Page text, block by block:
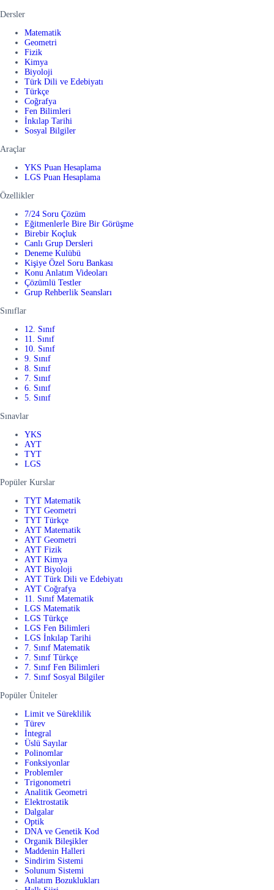
Dersler
Matematik
Geometri
Fizik
Kimya
Biyoloji
Türk Dili ve Edebiyatı
Türkçe
Coğrafya
Fen Bilimleri
İnkılap Tarihi
Sosyal Bilgiler
Araçlar
YKS Puan Hesaplama
LGS Puan Hesaplama
Özellikler
7/24 Soru Çözüm
Eğitmenlerle Bire Bir Görüşme
Birebir Koçluk
Canlı Grup Dersleri
Deneme Kulübü
Kişiye Özel Soru Bankası
Konu Anlatım Videoları
Çözümlü Testler
Grup Rehberlik Seansları
Sınıflar
12. Sınıf
11. Sınıf
10. Sınıf
9. Sınıf
8. Sınıf
7. Sınıf
6. Sınıf
5. Sınıf
Sınavlar
YKS
AYT
TYT
LGS
Popüler Kurslar
TYT Matematik
TYT Geometri
TYT Türkçe
AYT Matematik
AYT Geometri
AYT Fizik
AYT Kimya
AYT Biyoloji
AYT Türk Dili ve Edebiyatı
AYT Coğrafya
11. Sınıf Matematik
LGS Matematik
LGS Türkçe
LGS Fen Bilimleri
LGS İnkılap Tarihi
7. Sınıf Matematik
7. Sınıf Türkçe
7. Sınıf Fen Bilimleri
7. Sınıf Sosyal Bilgiler
Popüler Üniteler
Limit ve Süreklilik
Türev
İntegral
Üslü Sayılar
Polinomlar
Fonksiyonlar
Problemler
Trigonometri
Analitik Geometri
Elektrostatik
Dalgalar
Optik
DNA ve Genetik Kod
Organik Bileşikler
Maddenin Halleri
Sindirim Sistemi
Solunum Sistemi
Anlatım Bozuklukları